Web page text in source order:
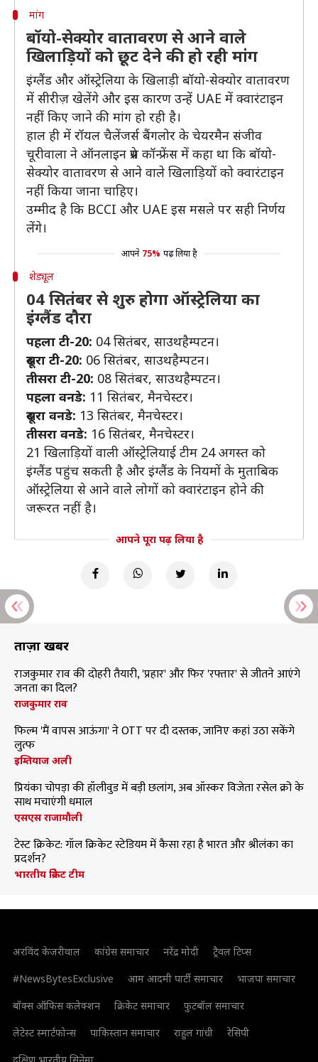
मांग
बॉयो-सेक्योर वातावरण से आने वाले
खिलाड़ियों को छूट देने की हो रही मांग
इंग्लैंड और ऑस्ट्रेलिया के खिलाड़ी बॉयो-सेक्योर वातावरण
में सीरीज़ खेलेंगे और इस कारण उन्हें UAE में क्वारंटाइन
नहीं किए जाने की मांग हो रही है।
हाल ही में रॉयल चैलेंजर्स बैंगलोर के चेयरमैन संजीव
चूरीवाला ने ऑनलाइन प्रेस कॉन्फ्रेंस में कहा था कि बॉयो-
सेक्योर वातावरण से आने वाले खिलाड़ियों को क्वारंटाइन
नहीं किया जाना चाहिए।
उम्मीद है कि BCCI और UAE इस मसले पर सही निर्णय
लेंगे।
आपने 75% पढ़ लिया है
शेड्यूल
04 सितंबर से शुरु होगा ऑस्ट्रेलिया का
इंग्लैंड दौरा
पहला टी-20: 04 सितंबर, साउथहैम्पटन।
दूसरा टी-20: 06 सितंबर, साउथहैम्पटन।
तीसरा टी-20: 08 सितंबर, साउथहैम्पटन।
पहला वनडे: 11 सितंबर, मैनचेस्टर।
दूसरा वनडे: 13 सितंबर, मैनचेस्टर।
तीसरा वनडे: 16 सितंबर, मैनचेस्टर।
21 खिलाड़ियों वाली ऑस्ट्रेलियाई टीम 24 अगस्त को
इंग्लैंड पहुंच सकती है और इंग्लैंड के नियमों के मुताबिक
ऑस्ट्रेलिया से आने वाले लोगों को क्वारंटाइन होने की
जरूरत नहीं है।
आपने पूरा पढ़ लिया है
ताज़ा खबरें
राजकुमार राव की दोहरी तैयारी, 'प्रहार' और फिर 'रफ्तार' से जीतने आएंगे
जनता का दिल?
राजकुमार राव
फिल्म 'मैं वापस आऊंगा' ने OTT पर दी दस्तक, जानिए कहां उठा सकेंगे
लुत्फ
इम्तियाज अली
प्रियंका चोपड़ा की हॉलीवुड में बड़ी छलांग, अब ऑस्कर विजेता रसेल क्रो के
साथ मचाएंगी धमाल
एसएस राजामौली
टेस्ट क्रिकेट: गॉल क्रिकेट स्टेडियम में कैसा रहा है भारत और श्रीलंका का
प्रदर्शन?
भारतीय क्रिकेट टीम
अरविंद केजरीवाल कांग्रेस समाचार नरेंद्र मोदी
ट्रैवल टिप्स
#NewsBytesExclusive
आम आदमी पार्टी समाचार
भाजपा समाचार
बॉक्स ऑफिस कलेक्शन
क्रिकेट समाचार
फुटबॉल समाचार
लेटेस्ट स्मार्टफोन्स
पाकिस्तान समाचार राहुल गांधी
रेसिपी